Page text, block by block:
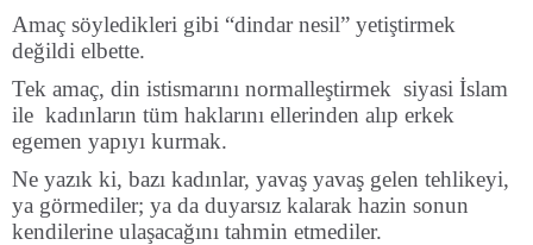
Amaç söyledikleri gibi “dindar nesil” yetiştirmek
değildi elbette.
Tek amaç, din istismarını normalleştirmek siyasi İslam
ile kadınların tüm haklarını ellerinden alıp erkek
egemen yapıyı kurmak.
Ne yazık ki, bazı kadınlar, yavaş yavaş gelen tehlikeyi,
ya görmediler; ya da duyarsız kalarak hazin sonun
kendilerine ulaşacağını tahmin etmediler.